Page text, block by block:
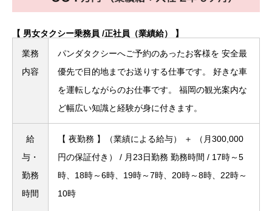
【 男女タクシー乗務員 /正社員（業績給） 】
業務
内容
パンダタクシーへご予約のあったお客様を 安全最
優先で目的地までお送りする仕事です。 好きな車
を運転しながらのお仕事です。
福岡の観光案内な
ど幅広い知識と経験が身に付きます。
給
与・
勤務
時間
【 夜勤務 】（業績による給与） ＋ （月300,000
円の保証付き） / 月23日勤務 勤務時間 / 17時～5
時、18時～6時、19時～7時、20時～8時、22時～
10時